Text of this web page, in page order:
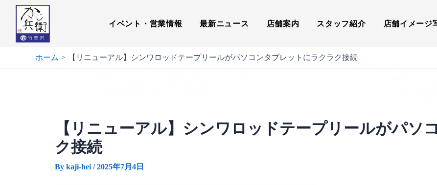
ッ
イベント・営業情報 最新ニュース 店舗案内 スタッフ紹介 店舗イメージ
ホーム 【リニューアル】シンワロッドテープリールがパソコンタブレットにラクラク接続
【リニューアル】シンワロッドテープリールがパソ
ク接続
By kaji-hei /2025年7月4日